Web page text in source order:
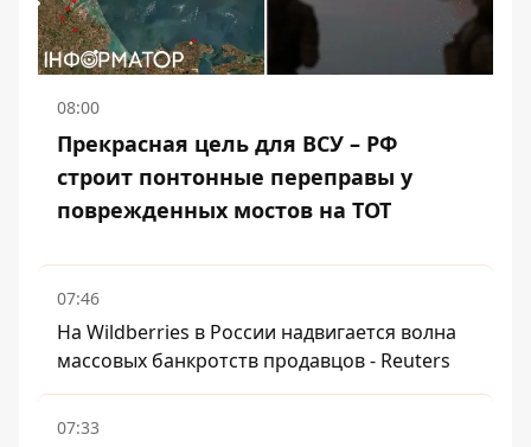
08:00
Прекрасная цель для ВСУ – РФ
строит понтонные переправы у
поврежденных мостов на ТОТ
07:46
На Wildberries в России надвигается волна
массовых банкротств продавцов - Reuters
07:33